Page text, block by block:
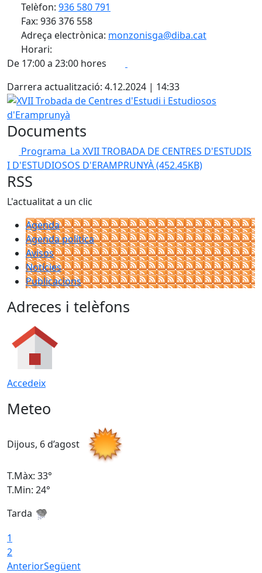
Telèfon: 936 580 791
Fax: 936 376 558
Adreça electrònica: monzonisga@diba.cat
Horari:
De 17:00 a 23:00 hores
Darrera actualització: 4.12.2024 | 14:33
XVII Trobada de Centres d'Estudi i Estudiosos
Documents
Programa_La XVII TROBADA DE CENTRES D'ESTUDIS
I D'ESTUDIOSOS D'ERAMPRUNYÀ(452.45KB)
RSS
L'actualitat a un clic
Agenda
Agenda política
Avisos
Notícies
Publicacions
Adreces i telèfons
Accedeix
Meteo
Dijous, 6 d’agost
T.Màx: 33°
T.Min: 24°
Tarda
1
2
AnteriorSegüent